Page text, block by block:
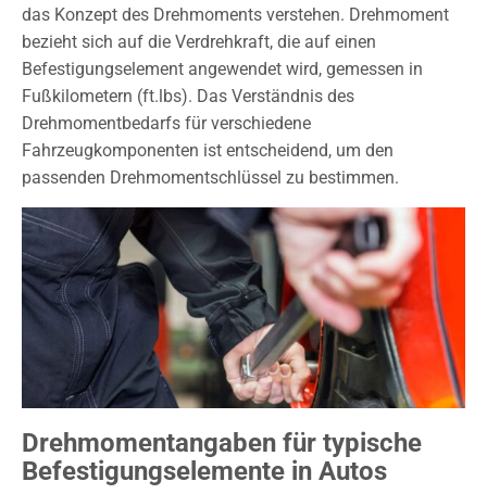
das Konzept des Drehmoments verstehen. Drehmoment
bezieht sich auf die Verdrehkraft, die auf einen
Befestigungselement angewendet wird, gemessen in
Fußkilometern (ft.lbs). Das Verständnis des
Drehmomentbedarfs für verschiedene
Fahrzeugkomponenten ist entscheidend, um den
passenden Drehmomentschlüssel zu bestimmen.
Drehmomentangaben für typische
Befestigungselemente in Autos